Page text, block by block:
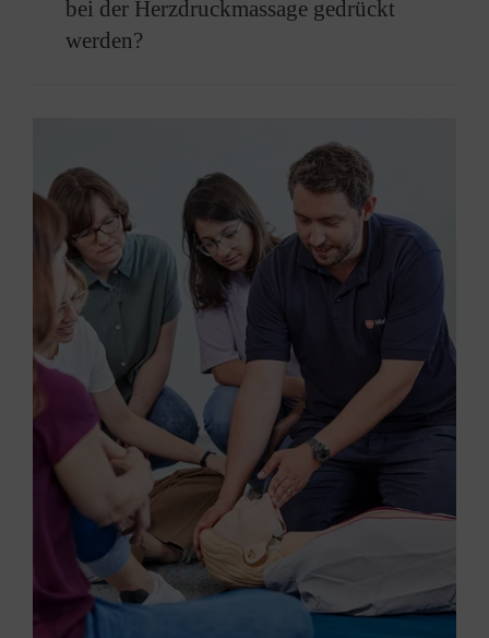
Atemspenden.
bei der Herzdruckmassage gedrückt
werden?